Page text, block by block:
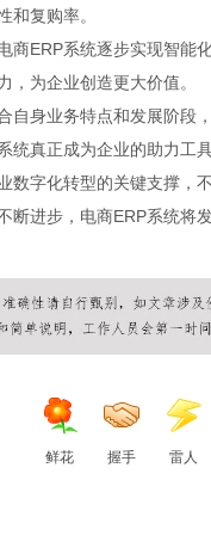
和复购率。
商ERP系统逐步实现智
，为企业创造更大价值。
自身业务特点和发展阶
统真正成为企业的助力工
数字化转型的关键支撑
断进步，电商ERP系统
鲜花 握手 雷人